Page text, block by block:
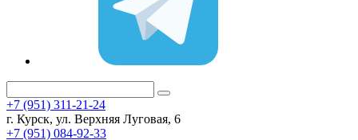
+7 (951) 311-21-24
г. Курск, ул. Верхняя Луговая, 6
+7 (951) 084-92-33